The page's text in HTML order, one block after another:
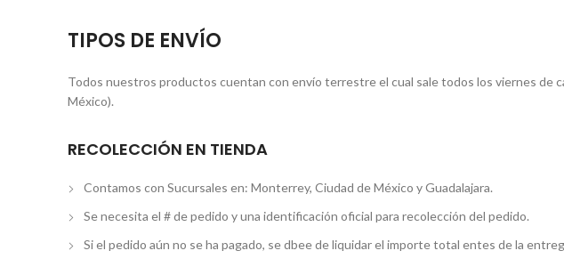
TIPOS DE ENVÍO
Todos nuestros productos cuentan con envío terrestre el cual sale todos los viernes de
México).
RECOLECCIÓN EN TIENDA
Contamos con Sucursales en: Monterrey, Ciudad de México y Guadalajara.
Se necesita el # de pedido y una identificación oficial para recolección del pedido.
Si el pedido aún no se ha pagado, se dbee de liquidar el importe total entes de la